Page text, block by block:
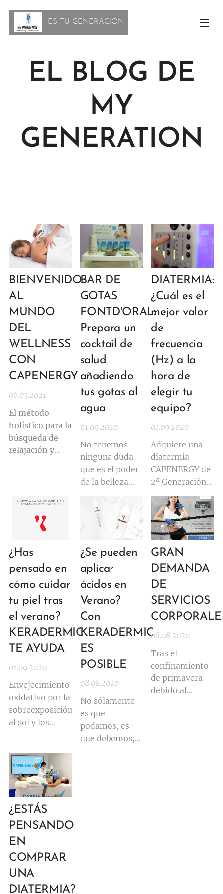
ES TU GENERACIÓN
EL BLOG DE
MY
GENERATION
BIENVENIDO
AL
MUNDO
DEL
WELLNESS
CON
CAPENERGY
06.03.2021
El método
holístico para la
búsqueda de
relajación y
estéticos
BAR DE
GOTAS
FONTD'ORAL:
Prepara un
cocktail de
salud
añadiendo
tus gotas al
agua
01.09.2020
No tenemos
ninguna duda
que es el poder
de la belleza
interior de cada
ser humano lo
que hace brillar
nuestra belleza
20 gotasen un
vaso de agua ¡Y
ACTIVA EL
CUERPO!
DIATERMIA:
¿Cuál es el
mejor valor
de
frecuencia
(Hz) a la
hora de
elegir tu
equipo?
01.09.2020
Adquiere una
diatermia
CAPENERGY de
2ª Generación y
llévatelos
TODOS porque
el equipo te
asesora de los
adecuados en
cada caso
(0,448 KHz -
0,8 MHz - 1
MHz - 1,2
MHz)
¿Has
pensado en
cómo cuidar
tu piel tras
el verano?
KERADERMIC
TE AYUDA
01.09.2020
Envejecimiento
oxidativo por la
sobreexposición
al sol y los
manchas para
la piel,
deshidratación
y arrugas:
Combate
imperfecciones
con
KERADERMIC
¿Se pueden
aplicar
ácidos en
Verano?
Con
KERADERMIC
ES
POSIBLE
08.08.2020
No sólamente
es que
podamos, es
que debemos,
GRAN
DEMANDA
DE
SERVICIOS
08.08.2020
Tras el
confinamiento
de primavera
debido al
¿ESTÁS
PENSANDO
EN
COMPRAR
UNA
DIATERMIA?